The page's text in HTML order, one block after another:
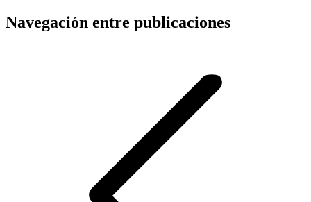
Navegación entre publicaciones